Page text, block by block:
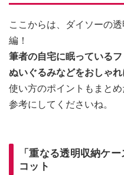
ここからは、ダイソーの
編！
筆者の自宅に眠っている
ぬいぐるみなどをおしゃ
使い方のポイントもまと
参考にしてくださいね。
「重なる透明収納ケ
コット